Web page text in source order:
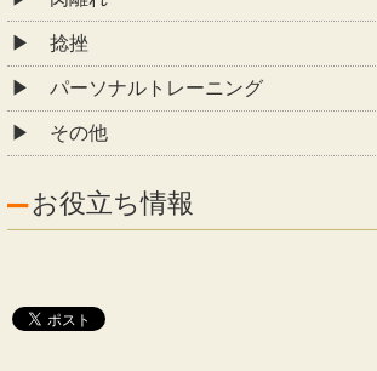
捻挫
パーソナルトレーニング
その他
お役立ち情報